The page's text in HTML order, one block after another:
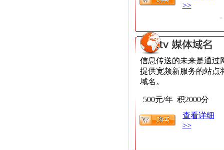
>>
信息传送的未来是通过
提供宽频新服务的站点
域名。
500元/年 积2000分
查看详细
>>